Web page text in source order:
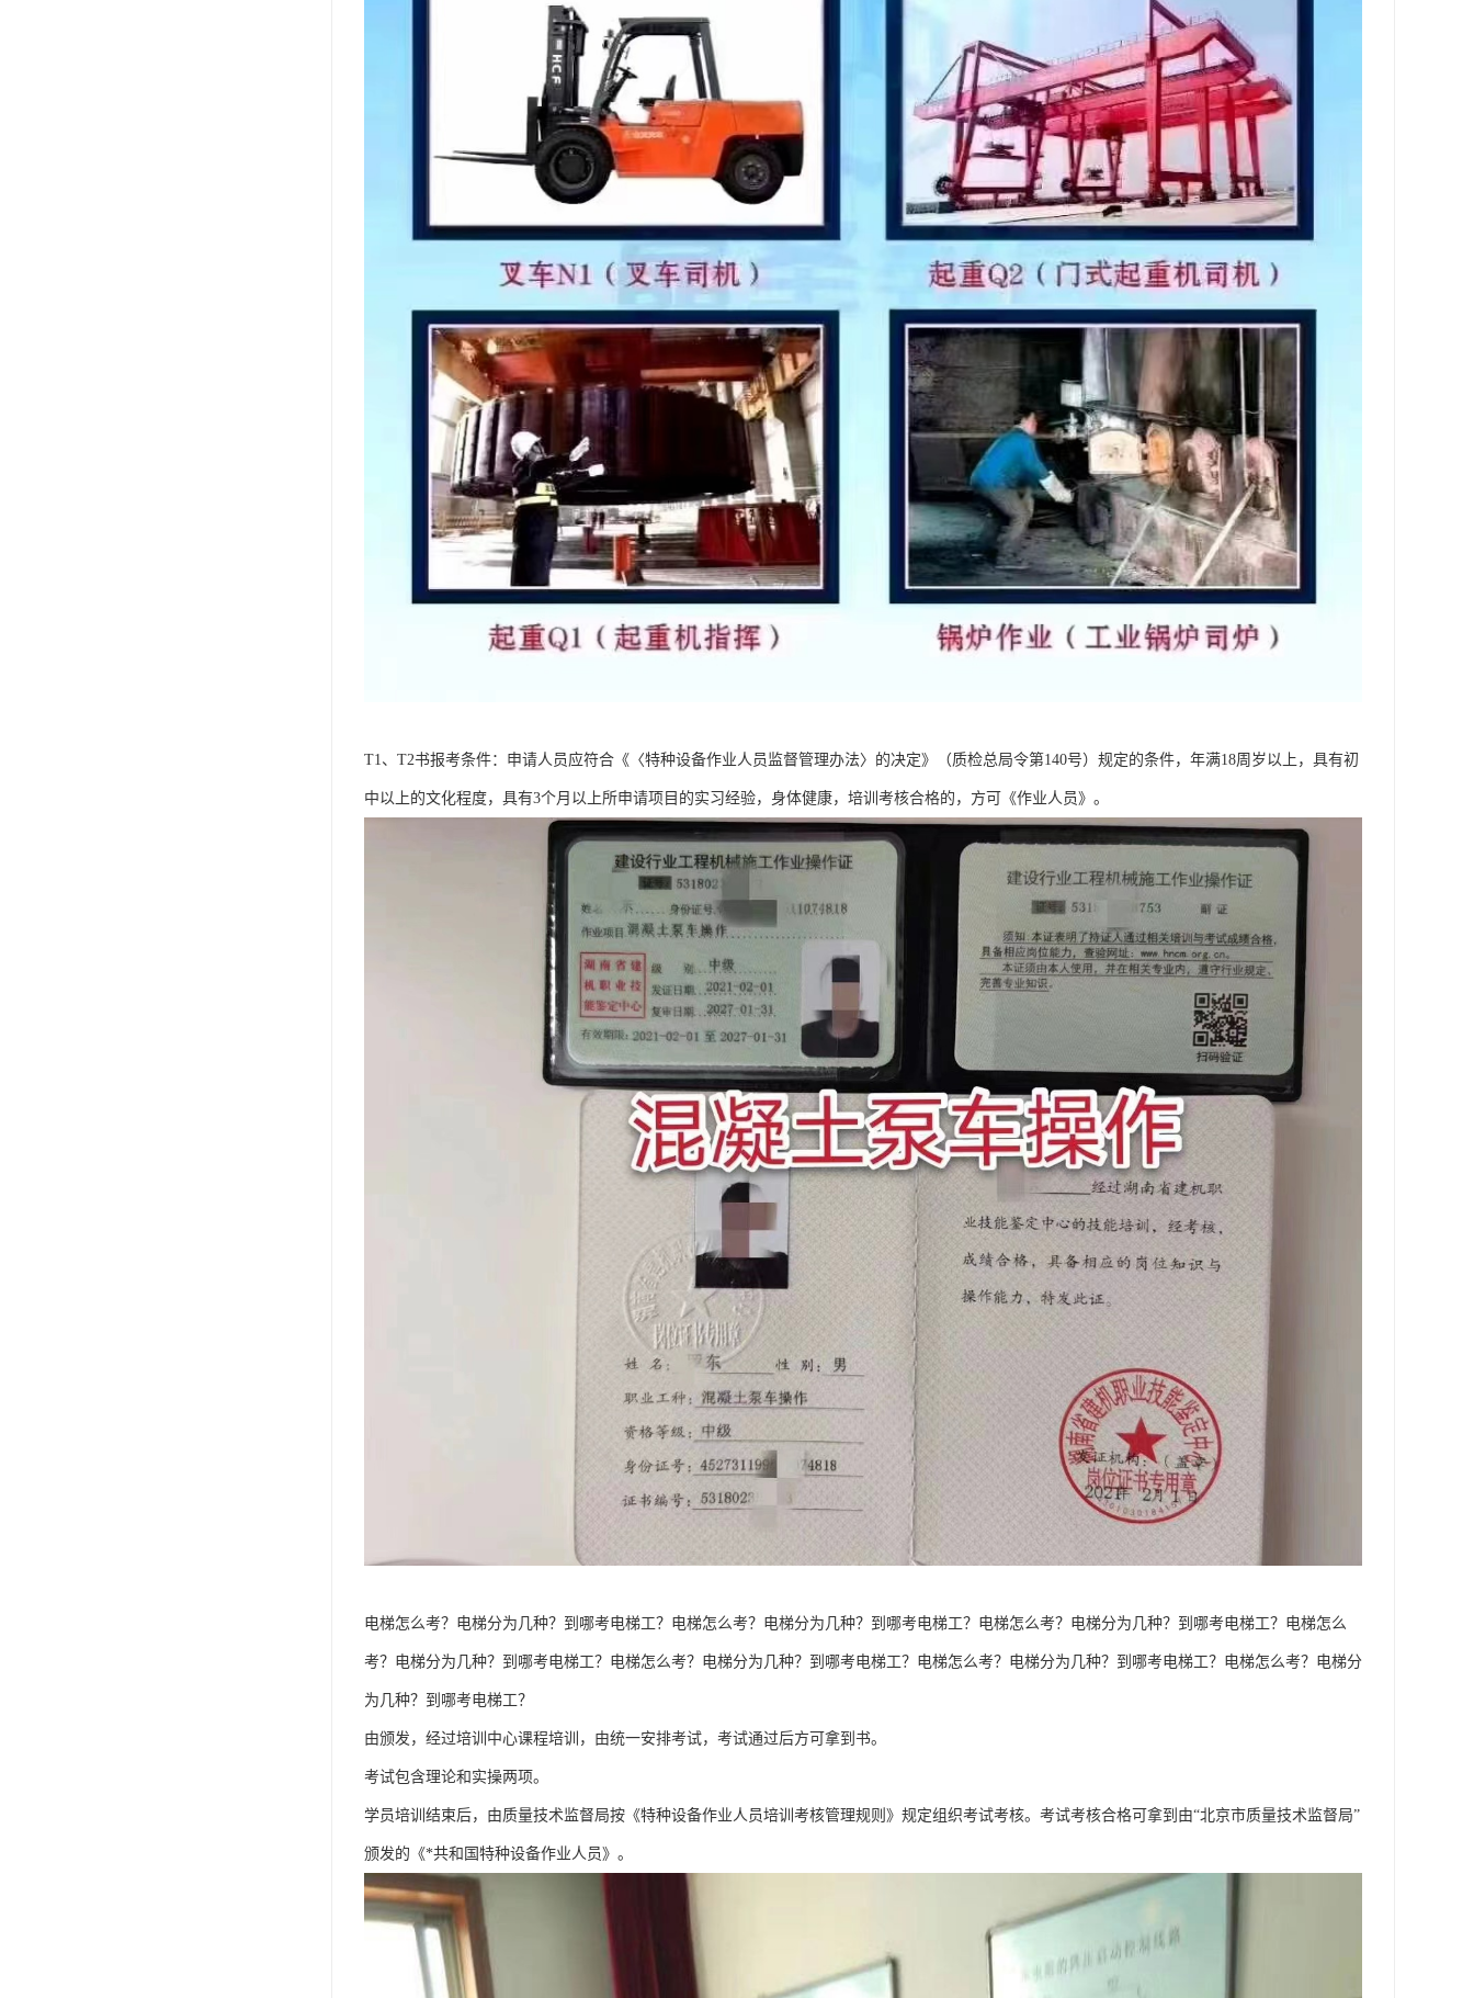
T1、T2书报考条件：申请人员应符合《〈特种设备作业人员监督管理办法〉的决定》（质检总局令第140号）规定的条件，年满18周岁以上，具有初
中以上的文化程度，具有3个月以上所申请项目的实习经验，身体健康，培训考核合格的，方可《作业人员》。
电梯怎么考？电梯分为几种？到哪考电梯工？电梯怎么考？电梯分为几种？到哪考电梯工？电梯怎么考？电梯分为几种？到哪考电梯工？电梯怎么
考？电梯分为几种？到哪考电梯工？电梯怎么考？电梯分为几种？到哪考电梯工？电梯怎么考？电梯分为几种？到哪考电梯工？电梯怎么考？电梯分
为几种？到哪考电梯工？
由颁发，经过培训中心课程培训，由统一安排考试，考试通过后方可拿到书。
考试包含理论和实操两项。
学员培训结束后，由质量技术监督局按《特种设备作业人员培训考核管理规则》规定组织考试考核。考试考核合格可拿到由“北京市质量技术监督局”
颁发的《*共和国特种设备作业人员》。